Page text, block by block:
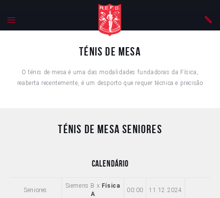
Ténis de mesa
O ténis de mesa é uma das modalidades fundadoras da Física,
reaberta recentemente, é um desporto que requer técnica e precisão
Ténis de Mesa Seniores
Calendário
Seniores
Siemens B x Física
A
00:00 11.12.2024